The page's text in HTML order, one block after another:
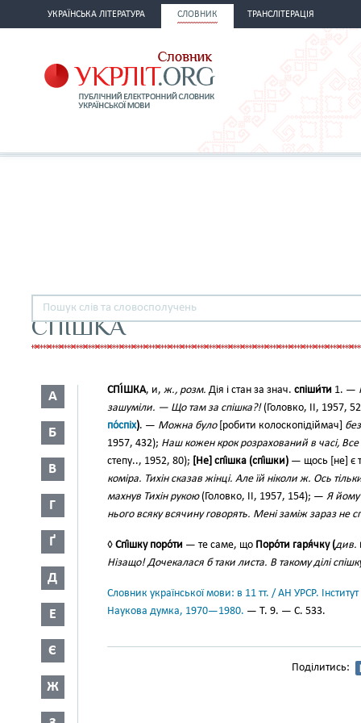
УКРАЇНСЬКА ЛІТЕРАТУРА СЛОВНИК ТРАНСЛІТЕРАЦІЯ
СПІШКА
А
Б
В
Г
Ґ
Д
Е
Є
Ж
СПІ́ШКА, и, ж., розм. Дія і стан за знач. спіши́ти 1. —
зашуміли. — Що там за спішка?!(Головко, II, 1957,
по́спіх). — Можна було[робити колоскопідіймач]
1957, 432); Наш кожен крок розрахований в часі, Все
степу.., 1952, 80); [Не] спі́шка (спі́шки) — щось [не] є
коміра. Тихін сказав жінці. Але їй ніколи ж. Ось
махнув Тихін рукою(Головко, II, 1957, 154); — Я йому
нього всяку всячину говорять. Мені заміж зараз не
◊ Спі́шку поро́ти — те саме, що Поро́ти гаря́чку (див.
Нізащо! Дочекалася б таки листа. В такому ділі
Словник української мови: в 11 тт. / АН УРСР.
Наукова думка, 1970—1980. — Т. 9. — С. 533.
Поділитись: